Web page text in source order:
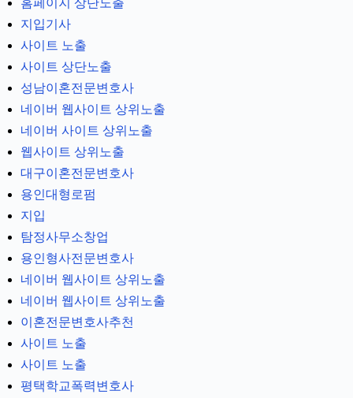
지입기사
사이트 노출
사이트 상단노출
성남이혼전문변호사
네이버 웹사이트 상위노출
네이버 사이트 상위노출
웹사이트 상위노출
대구이혼전문변호사
용인대형로펌
지입
탐정사무소창업
용인형사전문변호사
네이버 웹사이트 상위노출
네이버 웹사이트 상위노출
이혼전문변호사추천
사이트 노출
사이트 노출
평택학교폭력변호사